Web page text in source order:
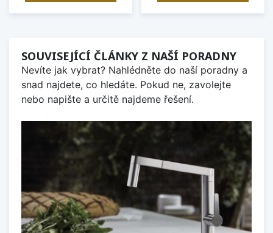
SOUVISEJÍCÍ ČLÁNKY Z NAŠÍ PORADNY
Nevíte jak vybrat? Nahlédněte do naší poradny a
snad najdete, co hledáte. Pokud ne, zavolejte
nebo napište a určitě najdeme řešení.